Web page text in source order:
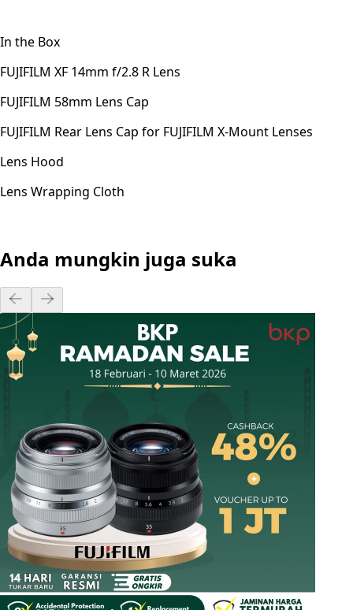
In the Box
FUJIFILM XF 14mm f/2.8 R Lens
FUJIFILM 58mm Lens Cap
FUJIFILM Rear Lens Cap for FUJIFILM X-Mount Lenses
Lens Hood
Lens Wrapping Cloth
Anda mungkin juga suka